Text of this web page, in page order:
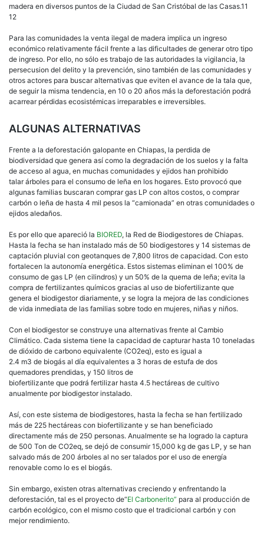
madera en diversos puntos de la Ciudad de San Cristóbal de las Casas.11
12
Para las comunidades la venta ilegal de madera implica un ingreso
económico relativamente fácil frente a las dificultades de generar otro tipo
de ingreso. Por ello, no sólo es trabajo de las autoridades la vigilancia, la
persecusion del delito y la prevención, sino también de las comunidades y
otros actores para buscar alternativas que eviten el avance de la tala que,
de seguir la misma tendencia, en 10 o 20 años más la deforestación podrá
acarrear pérdidas ecosistémicas irreparables e irreversibles.
ALGUNAS ALTERNATIVAS
Frente a la deforestación galopante en Chiapas, la perdida de
biodiversidad que genera así como la degradación de los suelos y la falta
de acceso al agua, en muchas comunidades y ejidos han prohibido
talar árboles para el consumo de leña en los hogares. Esto provocó que
algunas familias buscaran comprar gas LP con altos costos, o comprar
carbón o leña de hasta 4 mil pesos la “camionada” en otras comunidades o
ejidos aledaños.
Es por ello que apareció la BIORED, la Red de Biodigestores de Chiapas.
Hasta la fecha se han instalado más de 50 biodigestores y 14 sistemas de
captación pluvial con geotanques de 7,800 litros de capacidad. Con esto
fortalecen la autonomía energética. Estos sistemas eliminan el 100% de
consumo de gas LP (en cilindros) y un 50% de la quema de leña; evita la
compra de fertilizantes químicos gracias al uso de biofertilizante que
genera el biodigestor diariamente, y se logra la mejora de las condiciones
de vida inmediata de las familias sobre todo en mujeres, niñas y niños.
Con el biodigestor se construye una alternativas frente al Cambio
Climático. Cada sistema tiene la capacidad de capturar hasta 10 toneladas
de dióxido de carbono equivalente (CO2eq), esto es igual a
2.4 m3 de biogás al día equivalentes a 3 horas de estufa de dos
quemadores prendidas, y 150 litros de
biofertilizante que podrá fertilizar hasta 4.5 hectáreas de cultivo
anualmente por biodigestor instalado.
Así, con este sistema de biodigestores, hasta la fecha se han fertilizado
más de 225 hectáreas con biofertilizante y se han beneficiado
directamente más de 250 personas. Anualmente se ha logrado la captura
de 500 Ton de CO2eq, se dejó de consumir 15,000 kg de gas LP, y se han
salvado más de 200 árboles al no ser talados por el uso de energía
renovable como lo es el biogás.
Sin embargo, existen otras alternativas creciendo y enfrentando la
deforestación, tal es el proyecto de“El Carbonerito” para al producción de
carbón ecológico, con el mismo costo que el tradicional carbón y con
mejor rendimiento.